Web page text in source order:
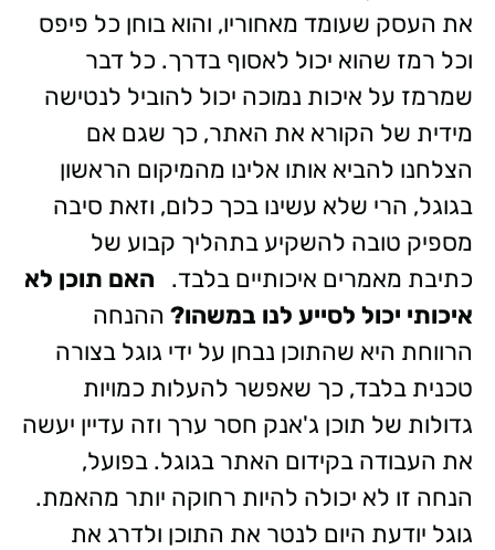
את העסק שעומד מאחוריו, והוא בוחן כל פיפס
וכל רמז שהוא יכול לאסוף בדרך. כל דבר
שמרמז על איכות נמוכה יכול להוביל לנטישה
מידית של הקורא את האתר, כך שגם אם
הצלחנו להביא אותו אלינו מהמיקום הראשון
בגוגל, הרי שלא עשינו בכך כלום, וזאת סיבה
מספיק טובה להשקיע בתהליך קבוע של
כתיבת מאמרים איכותיים בלבד.
האם תוכן לא
איכותי יכול לסייע לנו במשהו? ההנחה
הרווחת היא שהתוכן נבחן על ידי גוגל בצורה
טכנית בלבד, כך שאפשר להעלות כמויות
גדולות של תוכן ג'אנק חסר ערך וזה עדיין יעשה
את העבודה בקידום האתר בגוגל. בפועל,
הנחה זו לא יכולה להיות רחוקה יותר מהאמת.
גוגל יודעת היום לנטר את התוכן ולדרג את